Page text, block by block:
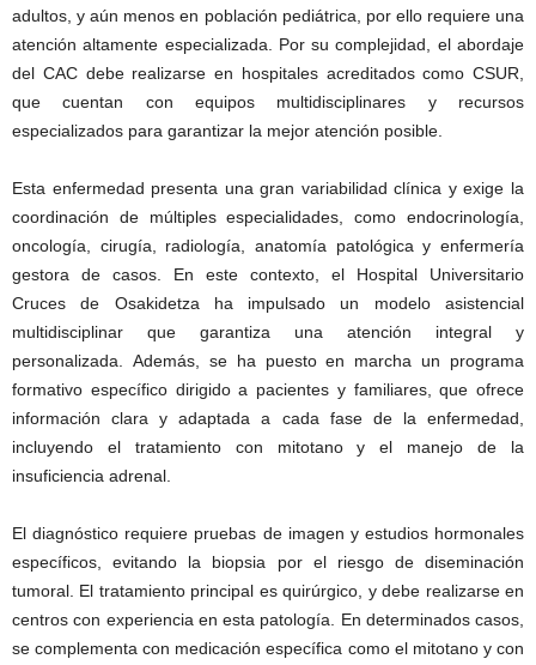
adultos, y aún menos en población pediátrica, por ello requiere una
atención altamente especializada. Por su complejidad, el abordaje
del CAC debe realizarse en hospitales acreditados como CSUR,
que cuentan con equipos multidisciplinares y recursos
especializados para garantizar la mejor atención posible.
Esta enfermedad presenta una gran variabilidad clínica y exige la
coordinación de múltiples especialidades, como endocrinología,
oncología, cirugía, radiología, anatomía patológica y enfermería
gestora de casos. En este contexto, el Hospital Universitario
Cruces de Osakidetza ha impulsado un modelo asistencial
multidisciplinar que garantiza una atención integral y
personalizada. Además, se ha puesto en marcha un programa
formativo específico dirigido a pacientes y familiares, que ofrece
información clara y adaptada a cada fase de la enfermedad,
incluyendo el tratamiento con mitotano y el manejo de la
insuficiencia adrenal.
El diagnóstico requiere pruebas de imagen y estudios hormonales
específicos, evitando la biopsia por el riesgo de diseminación
tumoral. El tratamiento principal es quirúrgico, y debe realizarse en
centros con experiencia en esta patología. En determinados casos,
se complementa con medicación específica como el mitotano y con